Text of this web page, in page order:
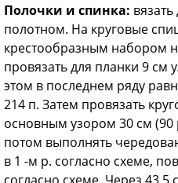
Полочки и спинка:
полотном. На круговые
крестообразным набором
провязать для планки 9 см
этом в последнем ряду
214 п. Затем провязать
основным узором 30 см (90
потом выполнять
в 1 -м р. согласно схеме,
согласно схеме. Через 43,5